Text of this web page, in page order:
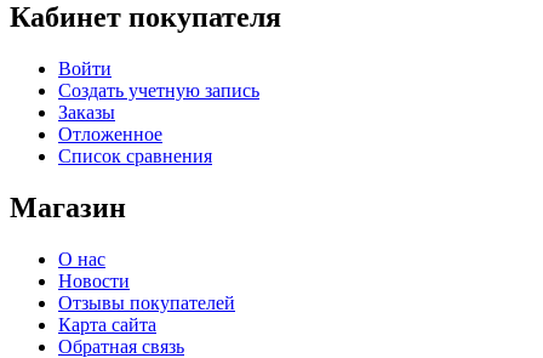
Кабинет покупателя
Войти
Создать учетную запись
Заказы
Отложенное
Список сравнения
Магазин
О нас
Новости
Отзывы покупателей
Карта сайта
Обратная связь